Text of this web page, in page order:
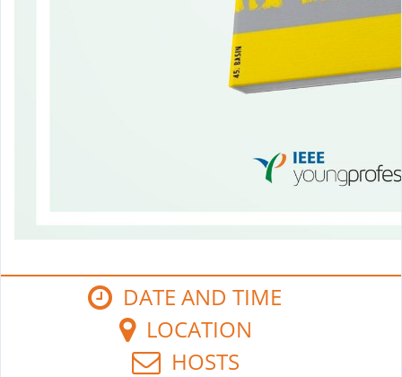
DATE AND TIME
LOCATION
HOSTS